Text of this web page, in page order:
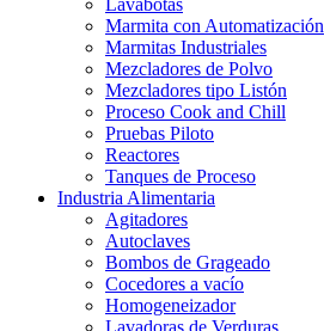
Marmita con Automatización
Marmitas Industriales
Mezcladores de Polvo
Mezcladores tipo Listón
Proceso Cook and Chill
Pruebas Piloto
Reactores
Tanques de Proceso
Industria Alimentaria
Agitadores
Autoclaves
Bombos de Grageado
Cocedores a vacío
Homogeneizador
Lavadoras de Verduras